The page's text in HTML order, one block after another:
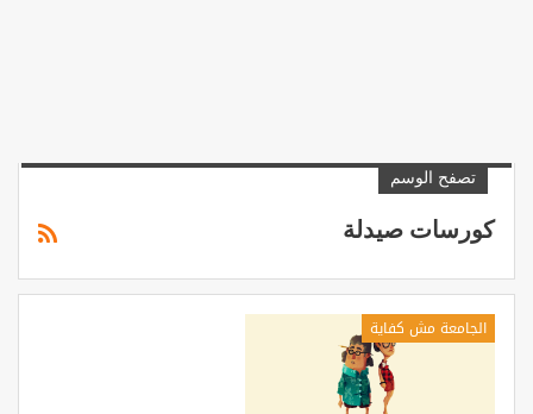
تصفح الوسم
كورسات صيدلة
الجامعة مش كفاية